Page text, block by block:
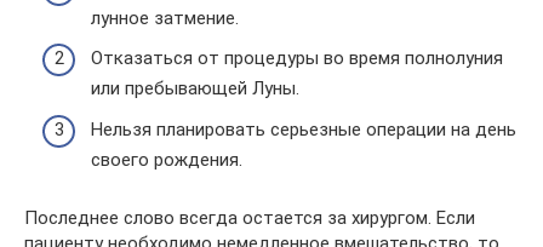
лунное затмение.
Отказаться от процедуры во время полнолуния
или пребывающей Луны.
Нельзя планировать серьезные операции на день
своего рождения.
Последнее слово всегда остается за хирургом. Если